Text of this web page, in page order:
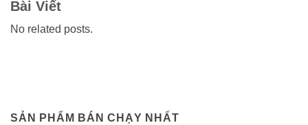
SẢN PHẨM BÁN CHẠY NHẤT
Bài Viết
No related posts.